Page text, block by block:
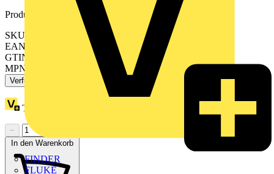
FINDER
FLUKE
Produktkennzeichen
SKU: 2CKA001753A0216
EAN: 4011395360460
GTIN: 4011395360460
MPN: 1803-02-915
Verfügbar: 3 Händler
Treuepunkte:
−
In den Warenkorb